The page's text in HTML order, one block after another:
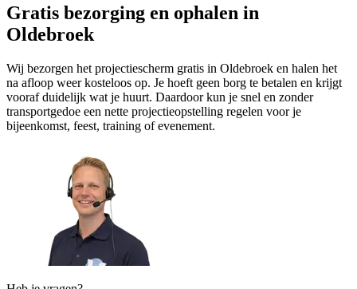
Gratis bezorging en ophalen in
Oldebroek
Wij bezorgen het projectiescherm gratis in Oldebroek en halen het
na afloop weer kosteloos op. Je hoeft geen borg te betalen en krijgt
vooraf duidelijk wat je huurt. Daardoor kun je snel en zonder
transportgedoe een nette projectieopstelling regelen voor je
bijeenkomst, feest, training of evenement.